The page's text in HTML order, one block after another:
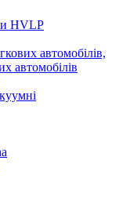
и HVLP
автомобілів,
автомобілів